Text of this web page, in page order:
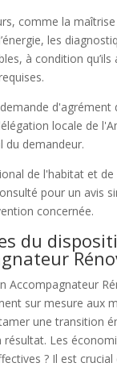
comme la maîtrise
les
à condition qu’ils
locale de
du demandeur.
de l'habitat et
pour un avis
concernée.
du
Accompagnateur
sur mesure aux
une transition
résultat. Les
? Il est